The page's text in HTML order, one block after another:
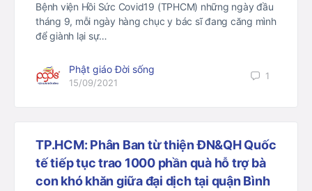
Bệnh viện Hồi Sức Covid19 (TPHCM) những ngày đầu
tháng 9, mỗi ngày hàng chục y bác sĩ đang căng mình
để giành lại sự…
Phật giáo Đời sống
15/09/2021
1
TP.HCM: Phân Ban từ thiện ĐN&QH Quốc
tế tiếp tục trao 1000 phần quà hỗ trợ bà
con khó khăn giữa đại dịch tại quận Bình